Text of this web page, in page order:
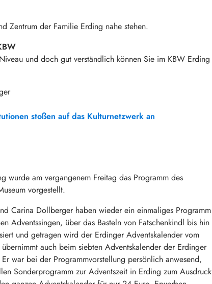
Zentrum der Familie Erding nahe stehen.
und doch gut verständlich können Sie im KBW Erding
stoßen auf das Kulturnetzwerk an
wurde am vergangenem Freitag das Programm des
vorgestellt.
Carina Dollberger haben wieder ein einmaliges Programm
Adventssingen, über das Basteln von Fatschenkindl bis hin
und getragen wird der Erdinger Adventskalender vom
auch beim siebten Adventskalender der Erdinger
war bei der Programmvorstellung persönlich anwesend,
Sonderprogramm zur Adventszeit in Erding zum Ausdruck